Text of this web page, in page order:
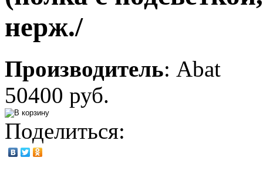
нерж./
Производитель: Abat
50400 руб.
Поделиться: